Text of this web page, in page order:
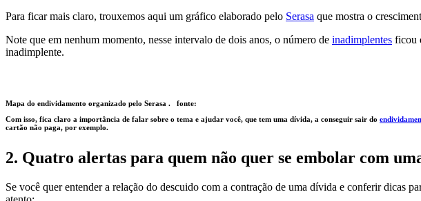
Para ficar mais claro, trouxemos aqui um gráfico elaborado pelo Serasa que mostra o
Note que em nenhum momento, nesse intervalo de dois anos, o número de inadimplentes ficou
inadimplente.
Mapa do endividamento organizado pelo Serasa . fonte:
Com isso, fica claro a importância de falar sobre o tema e ajudar você, que tem uma dívida, a conseguir sair do
cartão não paga, por exemplo.
2. Quatro alertas para quem não quer se embolar com
Se você quer entender a relação do descuido com a contração de uma dívida e conferir dicas